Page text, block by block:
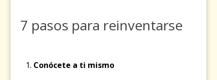
7 pasos para reinventarse
Conócete a ti mismo